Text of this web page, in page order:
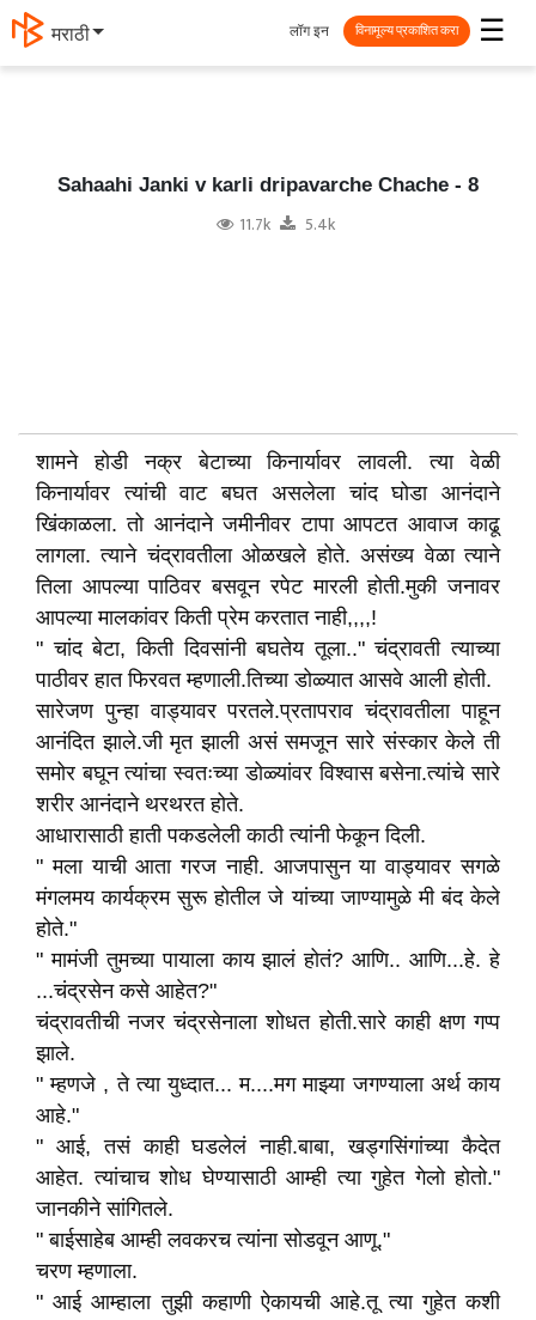
मराठी ☰
लॉग इन विनामूल्य प्रकाशित करा
Sahaahi Janki v karli dripavarche Chache - 8
11.7k 5.4k
शामने होडी नक्र बेटाच्या किनार्यावर लावली. त्या वेळी
किनार्यावर त्यांची वाट बघत असलेला चांद घोडा आनंदाने
खिंकाळला. तो आनंदाने जमीनीवर टापा आपटत आवाज काढू
लागला. त्याने चंद्रावतीला ओळखले होते. असंख्य वेळा त्याने
तिला आपल्या पाठिवर बसवून रपेट मारली होती.मुकी जनावर
आपल्या मालकांवर किती प्रेम करतात नाही,,,,!
" चांद बेटा, किती दिवसांनी बघतेय तूला.." चंद्रावती त्याच्या
पाठीवर हात फिरवत म्हणाली.तिच्या डोळ्यात आसवे आली होती.
सारेजण पुन्हा वाड्यावर परतले.प्रतापराव चंद्रावतीला पाहून
आनंदित झाले.जी मृत झाली असं समजून सारे संस्कार केले ती
समोर बघून त्यांचा स्वतःच्या डोळ्यांवर विश्वास बसेना.त्यांचे सारे
शरीर आनंदाने थरथरत होते.
आधारासाठी हाती पकडलेली काठी त्यांनी फेकून दिली.
" मला याची आता गरज नाही. आजपासुन या वाड्यावर सगळे
मंगलमय कार्यक्रम सुरू होतील जे यांच्या जाण्यामुळे मी बंद केले
होते."
" मामंजी तुमच्या पायाला काय झालं होतं? आणि.. आणि...हे. हे
...चंद्रसेन कसे आहेत?"
चंद्रावतीची नजर चंद्रसेनाला शोधत होती.सारे काही क्षण गप्प
झाले.
" म्हणजे , ते त्या युध्दात... म....मग माझ्या जगण्याला अर्थ काय
आहे."
" आई, तसं काही घडलेलं नाही.बाबा, खड्गसिंगांच्या कैदेत
आहेत. त्यांचाच शोध घेण्यासाठी आम्ही त्या गुहेत गेलो होतो."
जानकीने सांगितले.
" बाईसाहेब आम्ही लवकरच त्यांना सोडवून आणू."
चरण म्हणाला.
" आई आम्हाला तुझी कहाणी ऐकायची आहे.तू त्या गुहेत कशी